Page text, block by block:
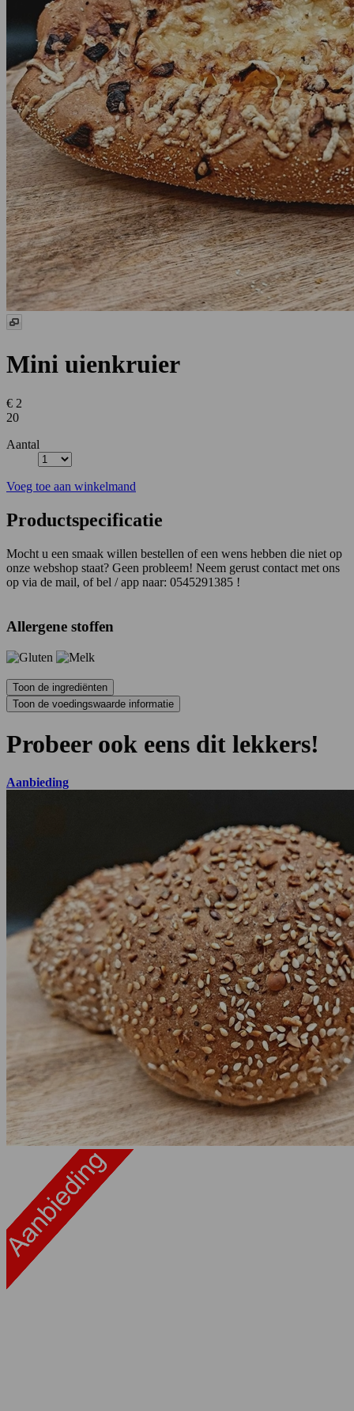
Mini uienkruier
€ 2
20
Aantal
Voeg toe aan winkelmand
Productspecificatie
Mocht u een smaak willen bestellen of een wens hebben die niet op
onze webshop staat? Geen probleem! Neem gerust contact met ons
op via de mail, of bel / app naar: 0545291385 !
Allergene stoffen
Probeer ook eens dit lekkers!
Aanbieding